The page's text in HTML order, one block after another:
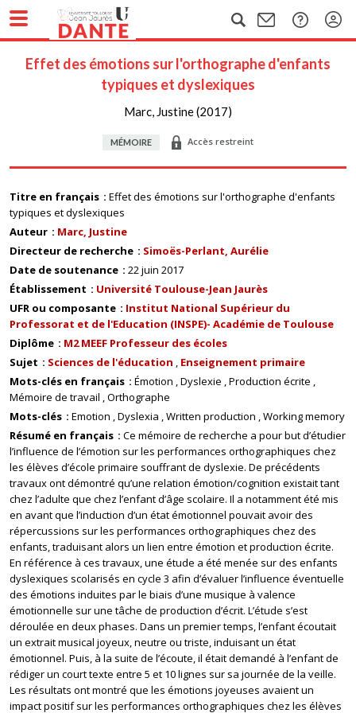
Effet des émotions sur l'orthographe d'enfants
typiques et dyslexiques
Marc, Justine (2017)
MÉMOIRE Accès restreint
Titre en français
Effet des émotions sur l'orthographe d'enfants
typiques et dyslexiques
Auteur
Marc, Justine
Directeur de recherche
Simoës-Perlant, Aurélie
Date de soutenance
22 juin 2017
Établissement
Université Toulouse-Jean Jaurès
UFR ou composante
Institut National Supérieur du
Professorat et de l'Education (INSPE)- Académie de Toulouse
Diplôme
M2 MEEF Professeur des écoles
Sujet
Sciences de l'éducation
Enseignement primaire
Mots-clés en français
Émotion Dyslexie Production écrite
Mémoire de travail Orthographe
Mots-clés
Emotion Dyslexia Written production Working memory
Résumé en français
Ce mémoire de recherche a pour but d’étudier
l’influence de l’émotion sur les performances orthographiques chez
les élèves d’école primaire souffrant de dyslexie. De précédents
travaux ont démontré qu’une relation émotion/cognition existait tant
chez l’adulte que chez l’enfant d’âge scolaire. Il a notamment été mis
en avant que l’induction d’un état émotionnel pouvait avoir des
répercussions sur les performances orthographiques chez des
enfants, traduisant alors un lien entre émotion et production écrite.
En référence à ces travaux, une étude a été menée sur des enfants
dyslexiques scolarisés en cycle 3 afin d’évaluer l’influence éventuelle
des émotions induites par le biais d’une musique à valence
émotionnelle sur une tâche de production d’écrit. L’étude s’est
déroulée en deux phases. Dans un premier temps, l’enfant écoutait
un extrait musical joyeux, neutre ou triste, induisant un état
émotionnel. Puis, à la suite de l’écoute, il était demandé à l’enfant de
rédiger un court texte entre 5 et 10 lignes sur sa journée de la veille.
Les résultats ont montré que les émotions joyeuses avaient un
impact positif sur les performances orthographiques chez les élèves